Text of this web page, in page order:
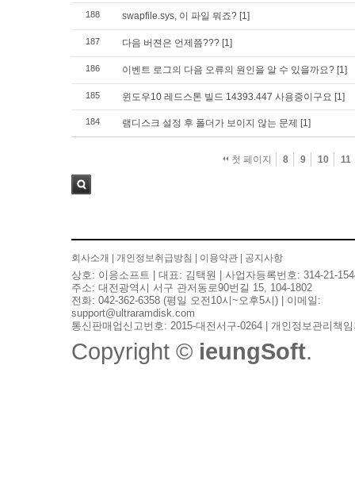
188 swapfile.sys, 이 파일 뭐죠? [1]
187 다음 버젼은 언제쯤??? [1]
186 이벤트 로그의 다음 오류의 원인을 알 수 있을까요? [1]
185 윈도우10 레드스톤 빌드 14393.447 사용중이구요 [1]
184 램디스크 설정 후 폴더가 보이지 않는 문제 [1]
첫 페이지 8 9 10 11
회사소개 개인정보취급방침 이용약관 공지사항
상호: 이응소프트 | 대표: 김택원 | 사업자등록번호: 314-21-
주소: 대전광역시 서구 관저동로90번길 15, 104-1802
전화: 042-362-6358 (평일 오전10시~오후5시) | 이메일:
support@ultraramdisk.com
통신판매업신고번호: 2015-대전서구-0264 | 개인정보관리책
Copyright © ieungSoft.